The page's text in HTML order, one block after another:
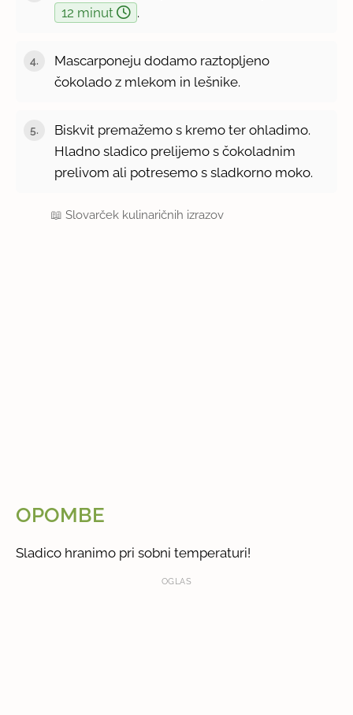
12 minut
.
Mascarponeju dodamo raztopljeno
čokolado z mlekom in lešnike.
Biskvit premažemo s kremo ter ohladimo.
Hladno sladico prelijemo s čokoladnim
prelivom ali potresemo s sladkorno moko.
📖Slovarček kulinaričnih izrazov
OPOMBE
Sladico hranimo pri sobni temperaturi!
OGLAS